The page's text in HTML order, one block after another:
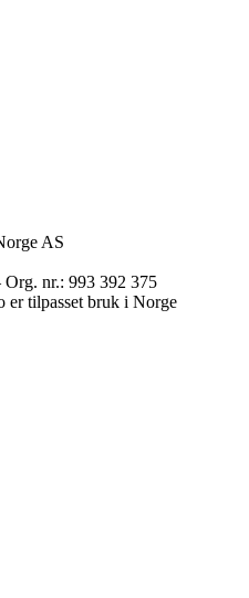
AS
Org. nr.: 993 392 375
er tilpasset bruk i Norge